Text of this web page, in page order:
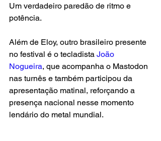
Um verdadeiro paredão de ritmo e
potência.
Além de Eloy, outro brasileiro presente
no festival é o tecladista João
Nogueira, que acompanha o Mastodon
nas turnês e também participou da
apresentação matinal, reforçando a
presença nacional nesse momento
lendário do metal mundial.